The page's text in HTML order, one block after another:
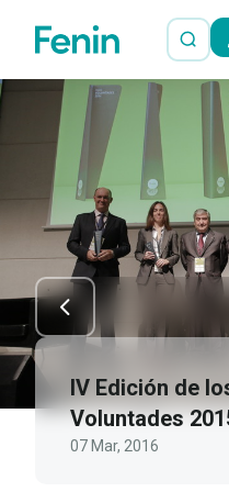
IV Edición de
Voluntades
07 Mar, 2016